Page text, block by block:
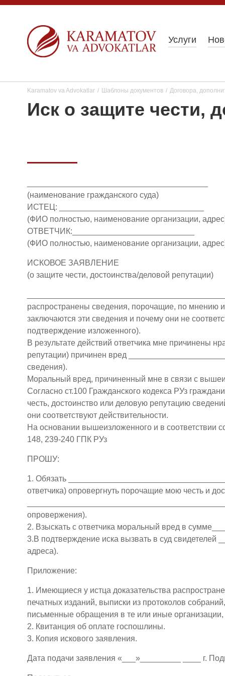
Услуги
Karamatov va Advokatlar / Шаблоны документов / Договора,
Иск о защите чести,
(наименование гражданского суда)
ИСТЕЦ: ________________________________
(ФИО полностью, наименование организации,
ОТВЕТЧИК:___________________________
(ФИО полностью, наименование организации,
ИСКОВОЕ ЗАЯВЛЕНИЕ
(о защите чести, достоинства/деловой репутации)
распространены сведения, порочащие, по мнению
заключаются эти сведения и почему они не
подтверждение изложенного).
В результате действий ответчика мне причинены
репутации) причинен вред
сведения).
Моральный вред, причиненный мне в связи с
Согласно ст.100 Гражданского кодекса РУз
честь, достоинство или деловую репутацию
они соответствуют действительности.
На основании вышеизложенного и в соответствии
148, 239-240 ГПК РУз
ПРОШУ:
1. Обязать
ответчика) опровергнуть порочащие мою честь и
опровержения).
2. Взыскать с ответчика моральный вред в
3.В подтверждение иска вызвать в суд
адреса).
Приложение:
1. Имеющиеся у истца доказательства
печатных изданий, выписки из протоколов
письменные обращения в те или иные организации,
2. Квитанция об оплате госпошлины.
3. Копия искового заявления.
Дата подачи заявления «___»_________ ____ г.